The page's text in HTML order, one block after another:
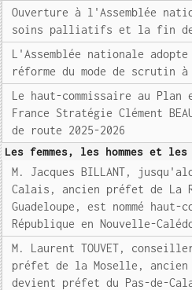
Ouverture à l'Assemblée
soins palliatifs et la fin
L'Assemblée nationale
réforme du mode de scrutin
Le haut-commissaire au Plan
France Stratégie Clément
de route 2025-2026
Les femmes, les hommes et
M. Jacques BILLANT,
Calais, ancien préfet de La
Guadeloupe, est nommé haut-
République en Nouvelle-
M. Laurent TOUVET,
préfet de la Moselle, ancien
devient préfet du Pas-de-